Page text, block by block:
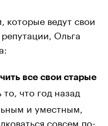
которые ведут свои
Ольга
все свои старые
то, что год назад
и уместным,
совсем по-